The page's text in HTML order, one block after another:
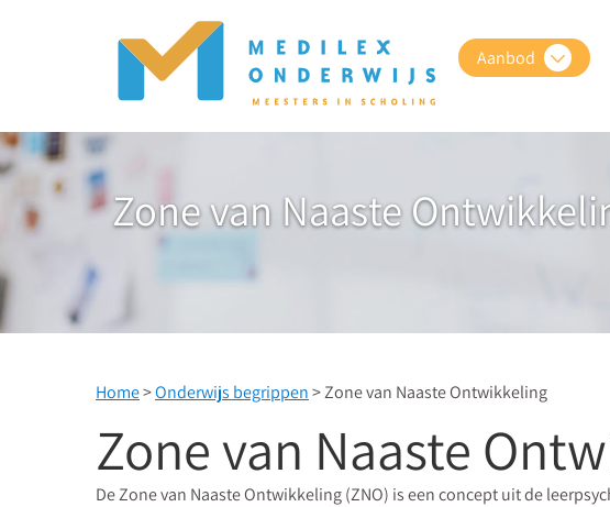
Aanbod
Zone van Naaste
Home>Onderwijs begrippen> Zone van Naaste Ontwikkeling
Zone van Naaste
De Zone van Naaste Ontwikkeling (ZNO) is een concept uit de